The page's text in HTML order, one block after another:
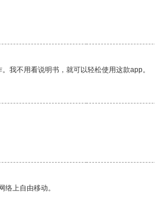
我不用看说明书，就可以轻松使用这款app。
上自由移动。